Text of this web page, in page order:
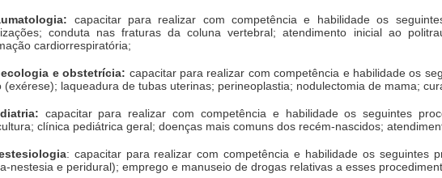
capacitar para realizar com competência e habilidade os
conduta nas fraturas da coluna vertebral; atendimento inicial ao
cardiorrespiratória;
e obstetrícia: capacitar para realizar com competência e habilidade os
(exérese); laqueadura de tubas uterinas; perineoplastia; nodulectomia de mama;
capacitar para realizar com competência e habilidade os seguintes
clínica pediátrica geral; doenças mais comuns dos recém-nascidos;
: capacitar para realizar com competência e habilidade os seguintes
nestesia e peridural); emprego e manuseio de drogas relativas a esses